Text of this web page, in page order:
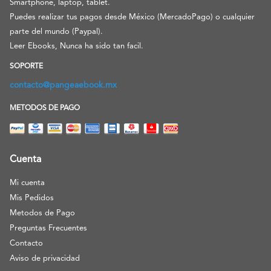
Smartphone, laptop, tablet.
Puedes realizar tus pagos desde México (MercadoPago) o cualquier
parte del mundo (Paypal).
Leer Ebooks, Nunca ha sido tan facil.
SOPORTE
contacto@pangeaebook.mx
METODOS DE PAGO
Cuenta
Mi cuenta
Mis Pedidos
Metodos de Pago
Preguntas Frecuentes
Contacto
Aviso de privacidad